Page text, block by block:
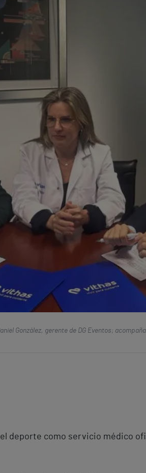
González, gerente de DG Eventos;
deporte como servicio médico